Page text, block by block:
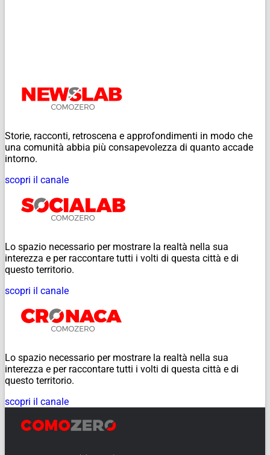
Storie, racconti, retroscena e approfondimenti in modo che
una comunità abbia più consapevolezza di quanto accade
intorno.
scopri il canale
Lo spazio necessario per mostrare la realtà nella sua
interezza e per raccontare tutti i volti di questa città e di
questo territorio.
scopri il canale
Lo spazio necessario per mostrare la realtà nella sua
interezza e per raccontare tutti i volti di questa città e di
questo territorio.
scopri il canale